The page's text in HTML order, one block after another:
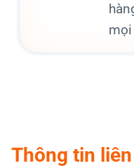
Thông tin